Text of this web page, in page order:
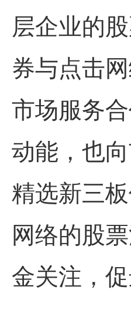
层企业的
券与点击
市场服务
动能，也
精选新三
网络的股
金关注，